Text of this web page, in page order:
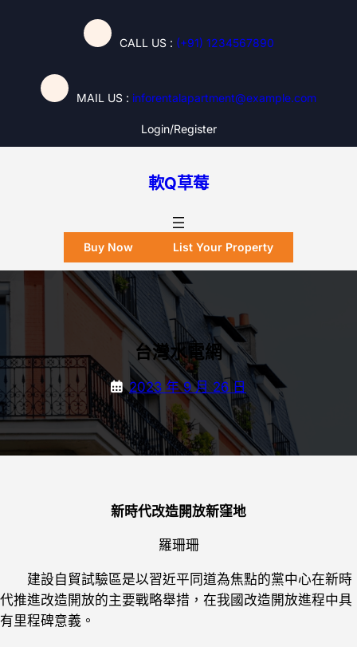
CALL US : (+91) 1234567890
MAIL US : inforentalapartment@example.com
Login/register
軟Q草莓
Buy Now List Your Property
台灣水電網
2023 年 9 月 26 日
新時代改造開放新窪地
羅珊珊
建設自貿試驗區是以習近平同道為焦點的黨中心在新時
代推進改造開放的主要戰略舉措，在我國改造開放進程中具
有里程碑意義。